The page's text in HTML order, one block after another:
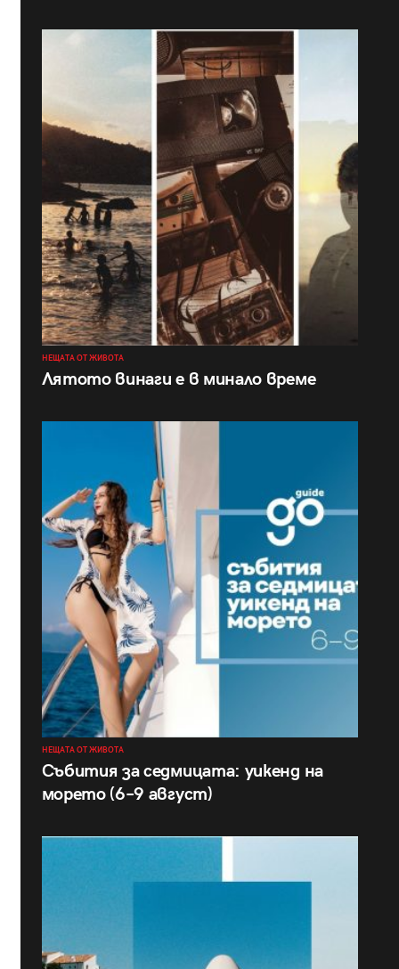
НЕЩАТА ОТ ЖИВОТА
Лятото винаги е в минало време
НЕЩАТА ОТ ЖИВОТА
Събития за седмицата: уикенд на
морето (6–9 август)